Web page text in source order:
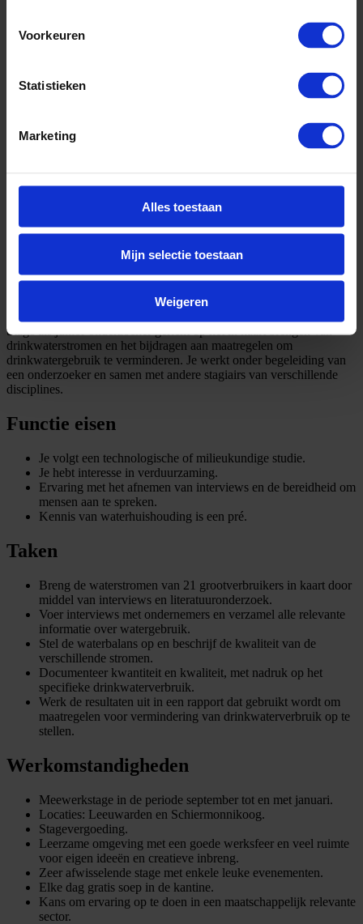
Voorkeuren
Statistieken
Marketing
Alles toestaan
Mijn selectie toestaan
Weigeren
Stage als junior onderzoeker gericht op het in kaart brengen van
drinkwaterstromen en het bijdragen aan maatregelen om
drinkwatergebruik te verminderen. Je werkt onder begeleiding van
een onderzoeker en samen met andere stagiairs van verschillende
disciplines.
Functie eisen
Je volgt een technologische of milieukundige studie.
Je hebt interesse in verduurzaming.
Ervaring met het afnemen van interviews en de bereidheid om
mensen aan te spreken.
Kennis van waterhuishouding is een pré.
Taken
Breng de waterstromen van 21 grootverbruikers in kaart door
middel van interviews en literatuuronderzoek.
Voer interviews met ondernemers en verzamel alle relevante
informatie over watergebruik.
Stel de waterbalans op en beschrijf de kwaliteit van de
verschillende stromen.
Documenteer kwantiteit en kwaliteit, met nadruk op het
specifieke drinkwaterverbruik.
Werk de resultaten uit in een rapport dat gebruikt wordt om
maatregelen voor vermindering van drinkwaterverbruik op te
stellen.
Werkomstandigheden
Meewerkstage in de periode september tot en met januari.
Locaties: Leeuwarden en Schiermonnikoog.
Stagevergoeding.
Leerzame omgeving met een goede werksfeer en veel ruimte
voor eigen ideeën en creatieve inbreng.
Zeer afwisselende stage met enkele leuke evenementen.
Elke dag gratis soep in de kantine.
Kans om ervaring op te doen in een maatschappelijk relevante
sector.